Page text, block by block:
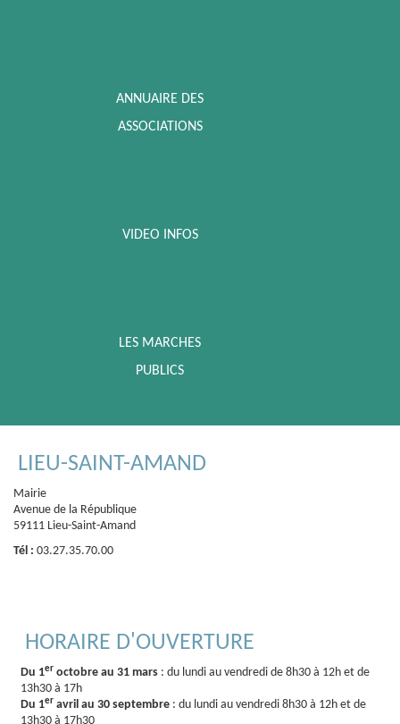
ANNUAIRE DES
ASSOCIATIONS
VIDEO INFOS
LES MARCHES
PUBLICS
LIEU-SAINT-AMAND
Mairie
Avenue de la République
59111 Lieu-Saint-Amand
Tél : 03.27.35.70.00
HORAIRE D'OUVERTURE
Du 1er octobre au 31 mars : du lundi au vendredi de 8h30 à 12h et de
13h30 à 17h
Du 1er avril au 30 septembre : du lundi au vendredi 8h30 à 12h et de
13h30 à 17h30